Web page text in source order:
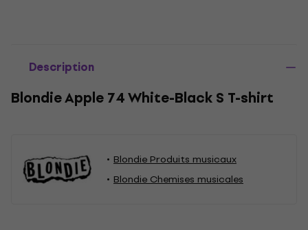
Description
Blondie Apple 74 White-Black S T-shirt
Blondie Produits musicaux
Blondie Chemises musicales